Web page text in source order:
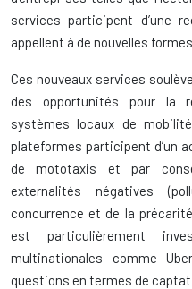
services participent d’une
appellent à de nouvelles
Ces nouveaux services
des opportunités pour la
systèmes locaux de
plateformes participent d’un
de mototaxis et par
externalités négatives
concurrence et de la
est particulièrement
multinationales comme
questions en termes de